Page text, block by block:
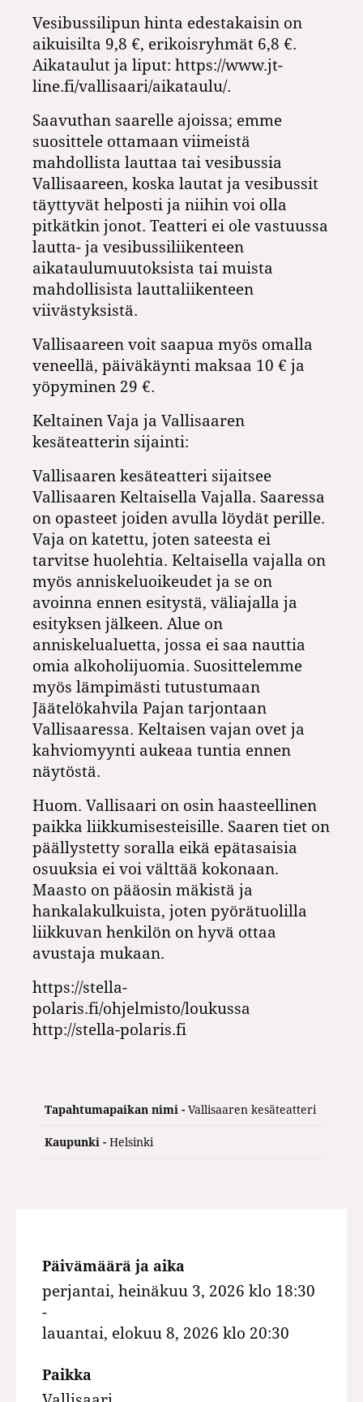
Vesibussilipun hinta edestakaisin on
aikuisilta 9,8 €, erikoisryhmät 6,8 €.
Aikataulut ja liput: https://www.jt-
line.fi/vallisaari/aikataulu/.
Saavuthan saarelle ajoissa; emme
suosittele ottamaan viimeistä
mahdollista lauttaa tai vesibussia
Vallisaareen, koska lautat ja vesibussit
täyttyvät helposti ja niihin voi olla
pitkätkin jonot. Teatteri ei ole vastuussa
lautta- ja vesibussiliikenteen
aikataulumuutoksista tai muista
mahdollisista lauttaliikenteen
viivästyksistä.
Vallisaareen voit saapua myös omalla
veneellä, päiväkäynti maksaa 10 € ja
yöpyminen 29 €.
Keltainen Vaja ja Vallisaaren
kesäteatterin sijainti:
Vallisaaren kesäteatteri sijaitsee
Vallisaaren Keltaisella Vajalla. Saaressa
on opasteet joiden avulla löydät perille.
Vaja on katettu, joten sateesta ei
tarvitse huolehtia. Keltaisella vajalla on
myös anniskeluoikeudet ja se on
avoinna ennen esitystä, väliajalla ja
esityksen jälkeen. Alue on
anniskelualuetta, jossa ei saa nauttia
omia alkoholijuomia. Suosittelemme
myös lämpimästi tutustumaan
Jäätelökahvila Pajan tarjontaan
Vallisaaressa. Keltaisen vajan ovet ja
kahviomyynti aukeaa tuntia ennen
näytöstä.
Huom. Vallisaari on osin haasteellinen
paikka liikkumisesteisille. Saaren tiet on
päällystetty soralla eikä epätasaisia
osuuksia ei voi välttää kokonaan.
Maasto on pääosin mäkistä ja
hankalakulkuista, joten pyörätuolilla
liikkuvan henkilön on hyvä ottaa
avustaja mukaan.
https://stella-
polaris.fi/ohjelmisto/loukussa
http://stella-polaris.fi
Tapahtumapaikan nimi - Vallisaaren kesäteatteri
Kaupunki - Helsinki
Päivämäärä ja aika
perjantai, heinäkuu 3, 2026 klo 18:30
-
lauantai, elokuu 8, 2026 klo 20:30
Paikka